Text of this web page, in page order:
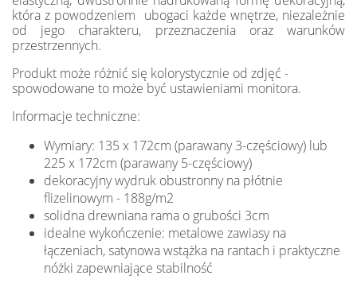
która z powodzeniem ubogaci każde wnętrze, niezależnie
od jego charakteru, przeznaczenia oraz warunków
przestrzennych.
Produkt może różnić się kolorystycznie od zdjęć -
spowodowane to może być ustawieniami monitora.
Informacje techniczne:
Wymiary: 135 x 172cm (parawany 3-częściowy) lub
225 x 172cm (parawany 5-częściowy)
dekoracyjny wydruk obustronny na płótnie
flizelinowym - 188g/m2
solidna drewniana rama o grubości 3cm
idealne wykończenie: metalowe zawiasy na
łączeniach, satynowa wstążka na rantach i praktyczne
nóżki zapewniające stabilność